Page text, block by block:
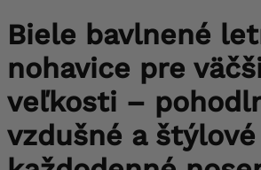
Biele bavlnené letné
nohavice pre
veľkosti –
vzdušné a